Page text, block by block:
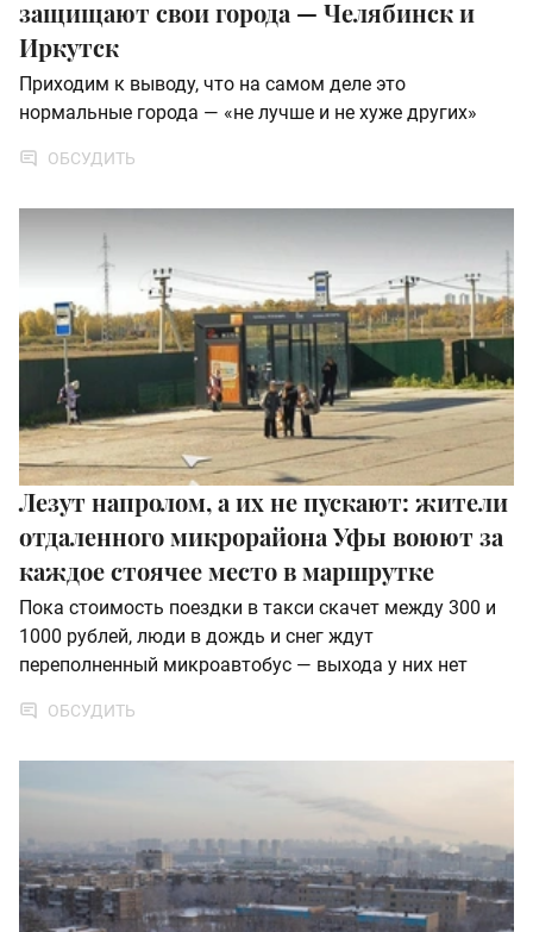
защищают свои города — Челябинск и
Иркутск
Приходим к выводу, что на самом деле это
нормальные города — «не лучше и не хуже других»
ОБСУДИТЬ
Лезут напролом, а их не пускают: жители
отдаленного микрорайона Уфы воюют за
каждое стоячее место в маршрутке
Пока стоимость поездки в такси скачет между 300 и
1000 рублей, люди в дождь и снег ждут
переполненный микроавтобус — выхода у них нет
ОБСУДИТЬ